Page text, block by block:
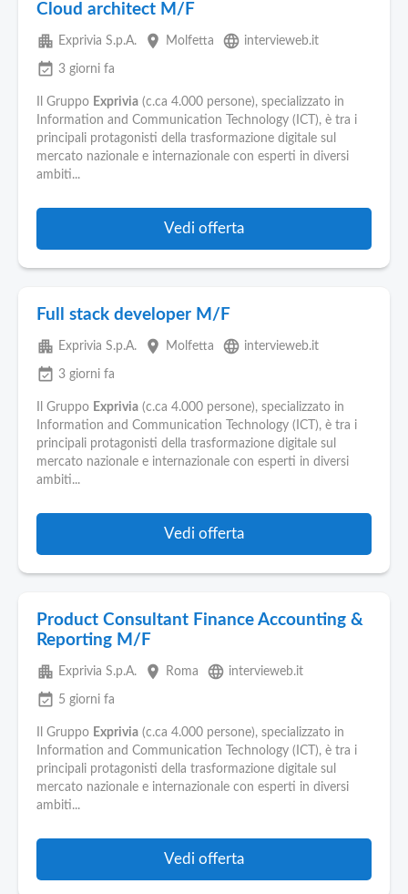
Cloud architect M/F
apartment Exprivia S.p.A. place Molfetta language intervieweb.it
event_available 3 giorni fa
Il Gruppo Exprivia (c.ca 4.000 persone), specializzato in
Information and Communication Technology (ICT), è tra i
principali protagonisti della trasformazione digitale sul
mercato nazionale e internazionale con esperti in diversi
ambiti...
Vedi offerta
Full stack developer M/F
apartment Exprivia S.p.A. place Molfetta language intervieweb.it
event_available 3 giorni fa
Il Gruppo Exprivia (c.ca 4.000 persone), specializzato in
Information and Communication Technology (ICT), è tra i
principali protagonisti della trasformazione digitale sul
mercato nazionale e internazionale con esperti in diversi
ambiti...
Vedi offerta
Product Consultant Finance Accounting &
Reporting M/F
apartment Exprivia S.p.A. place Roma language intervieweb.it
event_available 5 giorni fa
Il Gruppo Exprivia (c.ca 4.000 persone), specializzato in
Information and Communication Technology (ICT), è tra i
principali protagonisti della trasformazione digitale sul
mercato nazionale e internazionale con esperti in diversi
ambiti...
Vedi offerta